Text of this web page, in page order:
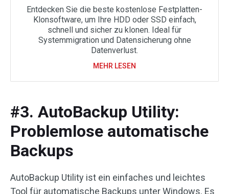
Entdecken Sie die beste kostenlose Festplatten-
Klonsoftware, um Ihre HDD oder SSD einfach,
schnell und sicher zu klonen. Ideal für
Systemmigration und Datensicherung ohne
Datenverlust.
MEHR LESEN
#3. AutoBackup Utility:
Problemlose automatische
Backups
AutoBackup Utility ist ein einfaches und leichtes
Tool für automatische Backups unter Windows. Es